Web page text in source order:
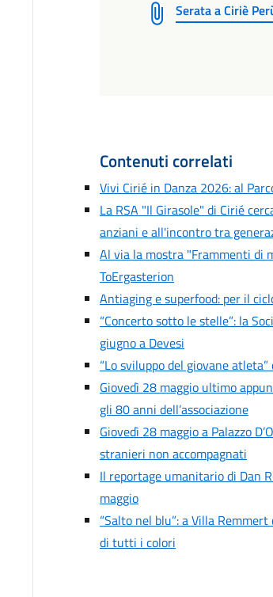
Serata a Ciriè
Contenuti correlati
Vivi Cirié in Danza 2026: al
La RSA "Il Girasole" di Cirié
anziani e all'incontro tra
Al via la mostra "Frammenti di
ToErgasterion
Antiaging e superfood: per il
“Concerto sotto le stelle”: la
giugno a Devesi
“Lo sviluppo del giovane
Giovedì 28 maggio ultimo
gli 80 anni dell’associazione
Giovedì 28 maggio a Palazzo
stranieri non accompagnati
Il reportage umanitario di Dan
maggio
“Salto nel blu”: a Villa
di tutti i colori